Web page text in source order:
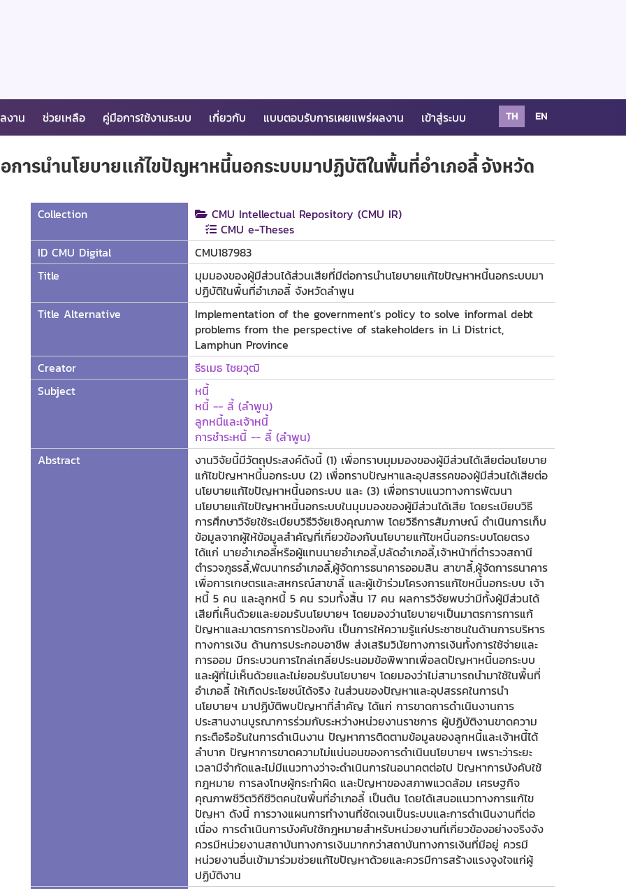
งาน ช่วยเหลือ คู่มือการใช้งานระบบ เกี่ยวกับ แบบตอบรับการเผยแพร่ผลงาน เข้าสู่ระบบ TH EN
ารนำนโยบายแก้ไขปัญหาหนี้นอกระบบมาปฏิบัติในพื้นที่อำเภอลี้ จังหวัด
Collection
CMU Intellectual Repository (CMU IR)
CMU e-Theses
ID CMU Digital
CMU187983
Title
มุมมองของผู้มีส่วนได้ส่วนเสียที่มีต่อการนำนโยบายแก้ไขปัญหาหนี้นอกระบบมา
ปฏิบัติในพื้นที่อำเภอลี้ จังหวัดลำพูน
Title Alternative
Implementation of the government's policy to solve informal debt
problems from the perspective of stakeholders in Li District,
Lamphun Province
Creator
ธีรเมธ ไชยวุฒิ
Subject
หนี้
หนี้ -- ลี้ (ลำพูน)
ลูกหนี้และเจ้าหนี้
การชำระหนี้ -- ลี้ (ลำพูน)
Abstract
งานวิจัยนี้มีวัตถุประสงค์ดังนี้ (1) เพื่อทราบมุมมองของผู้มีส่วนได้เสียต่อนโยบาย
แก้ไขปัญหาหนี้นอกระบบ (2) เพื่อทราบปัญหาและอุปสรรคของผู้มีส่วนได้เสียต่อ
นโยบายแก้ไขปัญหาหนี้นอกระบบ และ (3) เพื่อทราบแนวทางการพัฒนา
นโยบายแก้ไขปัญหาหนี้นอกระบบในมุมมองของผู้มีส่วนได้เสีย โดยระเบียบวิธี
การศึกษาวิจัยใช้ระเบียบวิธีวิจัยเชิงคุณภาพ โดยวิธีการสัมภาษณ์ ดำเนินการเก็บ
ข้อมูลจากผู้ให้ข้อมูลสำคัญที่เกี่ยวข้องกับนโยบายแก้ไขหนี้นอกระบบโดยตรง
ได้แก่ นายอำเภอลี้หรือผู้แทนนายอำเภอลี้,ปลัดอำเภอลี้,เจ้าหน้าที่ตำรวจสถานี
ตำรวจภูธรลี้,พัฒนากรอำเภอลี้,ผู้จัดการธนาคารออมสิน สาขาลี้,ผู้จัดการธนาคาร
เพื่อการเกษตรและสหกรณ์สาขาลี้ และผู้เข้าร่วมโครงการแก้ไขหนี้นอกระบบ เจ้า
หนี้ 5 คน และลูกหนี้ 5 คน รวมทั้งสิ้น 17 คน ผลการวิจัยพบว่ามีทั้งผู้มีส่วนได้
เสียที่เห็นด้วยและยอมรับนโยบายฯ โดยมองว่านโยบายฯเป็นมาตรการการแก้
ปัญหาและมาตรการการป้องกัน เป็นการให้ความรู้แก่ประชาชนในด้านการบริหาร
ทางการเงิน ด้านการประกอบอาชีพ ส่งเสริมวินัยทางการเงินทั้งการใช้จ่ายและ
การออม มีกระบวนการไกล่เกลี่ยประนอมข้อพิพาทเพื่อลดปัญหาหนี้นอกระบบ
และผู้ที่ไม่เห็นด้วยและไม่ยอมรับนโยบายฯ โดยมองว่าไม่สามารถนำมาใช้ในพื้นที่
อำเภอลี้ ให้เกิดประโยชน์ได้จริง ในส่วนของปัญหาและอุปสรรคในการนำ
นโยบายฯ มาปฏิบัติพบปัญหาที่สำคัญ ได้แก่ การขาดการดำเนินงานการ
ประสานงานบูรณาการร่วมกับระหว่างหน่วยงานราชการ ผู้ปฏิบัติงานขาดความ
กระตือรือร้นในการดำเนินงาน ปัญหาการติดตามข้อมูลของลูกหนี้และเจ้าหนี้ได้
ลำบาก ปัญหาการขาดความไม่แน่นอนของการดำเนินนโยบายฯ เพราะว่าระยะ
เวลามีจำกัดและไม่มีแนวทางว่าจะดำเนินการในอนาคตต่อไป ปัญหาการบังคับใช้
กฎหมาย การลงโทษผู้กระทำผิด และปัญหาของสภาพแวดล้อม เศรษฐกิจ
คุณภาพชีวิตวิถีชีวิตคนในพื้นที่อำเภอลี้ เป็นต้น โดยได้เสนอแนวทางการแก้ไข
ปัญหา ดังนี้ การวางแผนการทำงานที่ชัดเจนเป็นระบบและการดำเนินงานที่ต่อ
เนื่อง การดำเนินการบังคับใช้กฎหมายสำหรับหน่วยงานที่เกี่ยวข้องอย่างจริงจัง
ควรมีหน่วยงานสถาบันทางการเงินมากกว่าสถาบันทางการเงินที่มีอยู่ ควรมี
หน่วยงานอื่นเข้ามาร่วมช่วยแก้ไขปัญหาด้วยและควรมีการสร้างแรงจูงใจแก่ผู้
ปฏิบัติงาน